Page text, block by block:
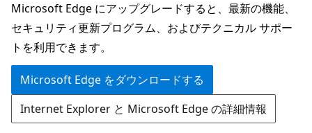
ン
テ
ン
ツ
に
ス
Microsoft Edge にアップグレードすると、最新の機能、
セキュリティ更新プログラム、およびテクニカル サポー
トを利用できます。
Microsoft Edge をダウンロードする
Internet Explorer と Microsoft Edge の詳細情報